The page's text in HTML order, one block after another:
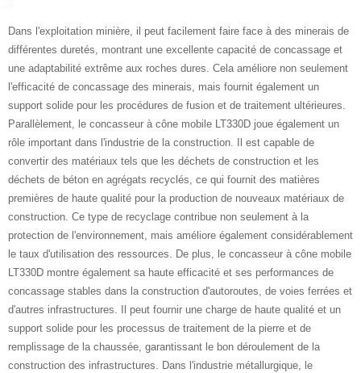
Dans l'exploitation minière, il peut facilement faire face à des minerais de
différentes duretés, montrant une excellente capacité de concassage et
une adaptabilité extrême aux roches dures. Cela améliore non seulement
l'efficacité de concassage des minerais, mais fournit également un
support solide pour les procédures de fusion et de traitement ultérieures.
Parallèlement, le concasseur à cône mobile LT330D joue également un
rôle important dans l'industrie de la construction. Il est capable de
convertir des matériaux tels que les déchets de construction et les
déchets de béton en agrégats recyclés, ce qui fournit des matières
premières de haute qualité pour la production de nouveaux matériaux de
construction. Ce type de recyclage contribue non seulement à la
protection de l'environnement, mais améliore également considérablement
le taux d'utilisation des ressources. De plus, le concasseur à cône mobile
LT330D montre également sa haute efficacité et ses performances de
concassage stables dans la construction d'autoroutes, de voies ferrées et
d'autres infrastructures. Il peut fournir une charge de haute qualité et un
support solide pour les processus de traitement de la pierre et de
remplissage de la chaussée, garantissant le bon déroulement de la
construction des infrastructures. Dans l'industrie métallurgique, le